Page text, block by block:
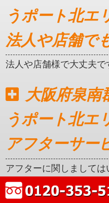
うポート北エ
法人や店舗で
法人や店舗様で大丈夫で
大阪府泉南
うポート北エ
アフターサー
アフターに関しまして
クレカ対応